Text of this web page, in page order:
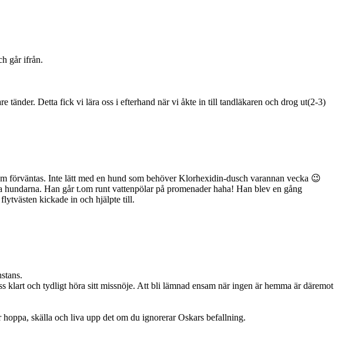
går ifrån.
tänder. Detta fick vi lära oss i efterhand när vi åkte in till tandläkaren och drog ut(2-3)
förväntas. Inte lätt med en hund som behöver Klorhexidin-dusch varannan vecka 😉
Han går t.om runt vattenpölar på promenader haha! Han blev en gång
kickade in och hjälpte till.
och tydligt höra sitt missnöje. Att bli lämnad ensam när ingen är hemma är däremot
skälla och liva upp det om du ignorerar Oskars befallning.